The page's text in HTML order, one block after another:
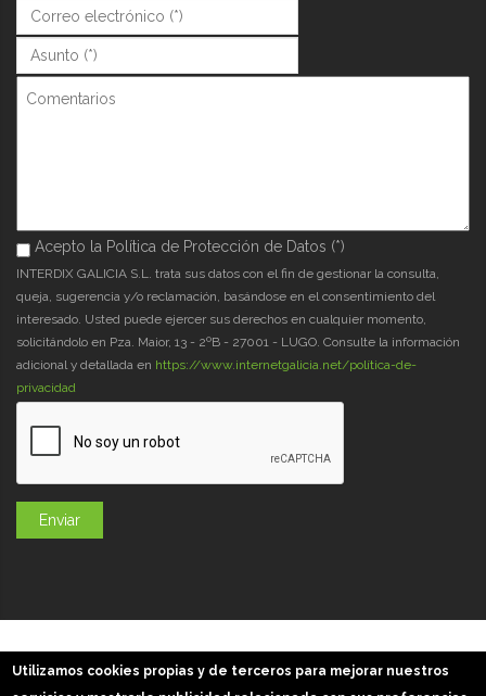
Correo (*)*
Asunto (*)*
Comentarios
Acepto la Política de Protección de Datos (*)
Acepto la Política de Protección de Datos (*)
INTERDIX GALICIA S.L. trata sus datos con el fin de gestionar la consulta,
queja, sugerencia y/o reclamación, basándose en el consentimiento del
interesado. Usted puede ejercer sus derechos en cualquier momento,
solicitándolo en Pza. Maior, 13 - 2ºB - 27001 - LUGO. Consulte la información
adicional y detallada en https://www.internetgalicia.net/política-de-
privacidad
Utilizamos cookies propias y de terceros para mejorar nuestros